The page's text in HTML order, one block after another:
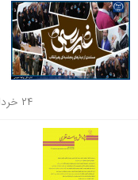
۲۴ خرداد ۱۴۰۰